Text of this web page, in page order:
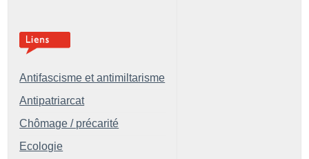
Antifascisme et antimiltarisme
Antipatriarcat
Chômage / précarité
Ecologie